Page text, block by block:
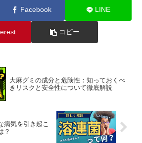
Facebook LINE
コピー
大麻グミの成分と危険性：知っておくべ
きリスクと安全性について徹底解説
病気を引き起こ
？